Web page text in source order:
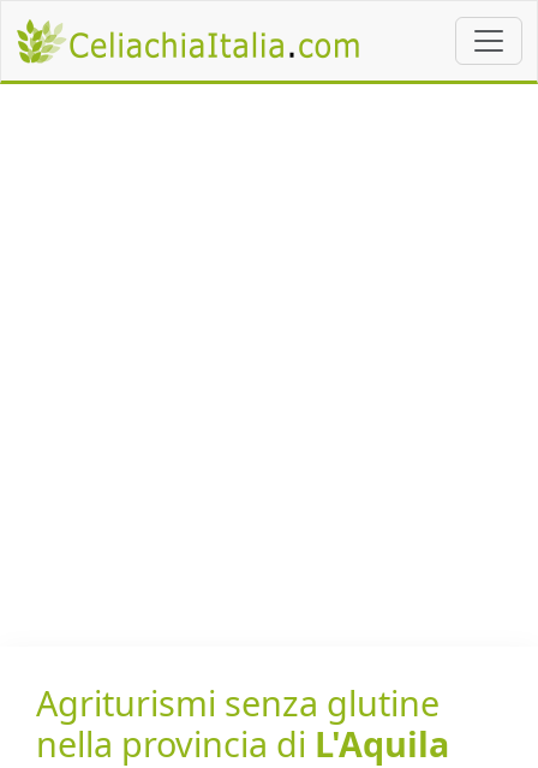
Agriturismi senza glutine
nella provincia di L'Aquila